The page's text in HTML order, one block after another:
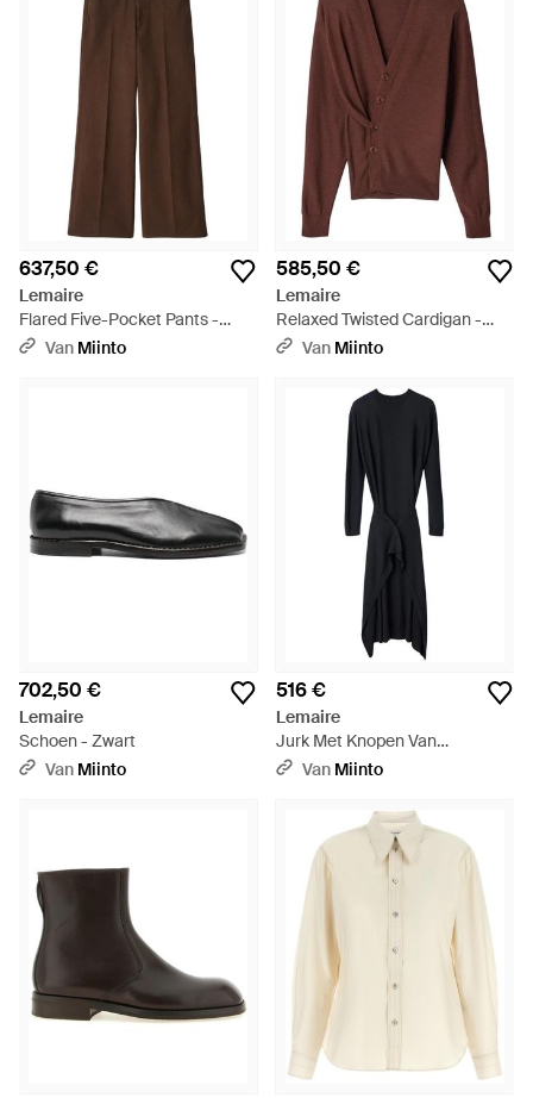
637,50 €
Lemaire
Flared Five-Pocket Pants -
BruinVan Miinto
585,50 €
Lemaire
Relaxed Twisted Cardigan -
BruinVan Miinto
702,50 €
Lemaire
Schoen - Zwart
Van Miinto
516 €
Lemaire
Jurk Met Knopen Van
Merinowolmix - Zwart
Van Miinto